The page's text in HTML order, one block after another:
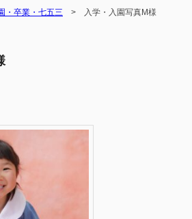
・卒業・七五三 > 入学・入園写真M様